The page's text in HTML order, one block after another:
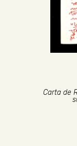
Carta de